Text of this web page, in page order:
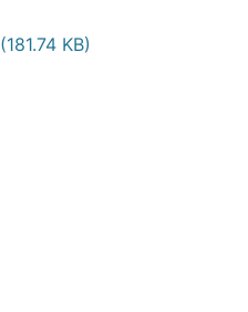
(181.74 KB)